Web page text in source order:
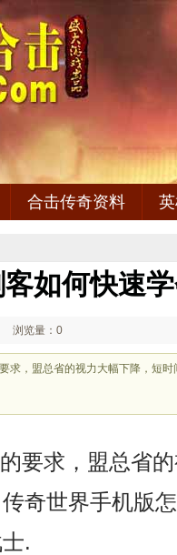
合击传奇资料
如何快速
浏览量：0
求，盟总省的视力大幅下降，短
要求，盟总省
奇世界手机版
.